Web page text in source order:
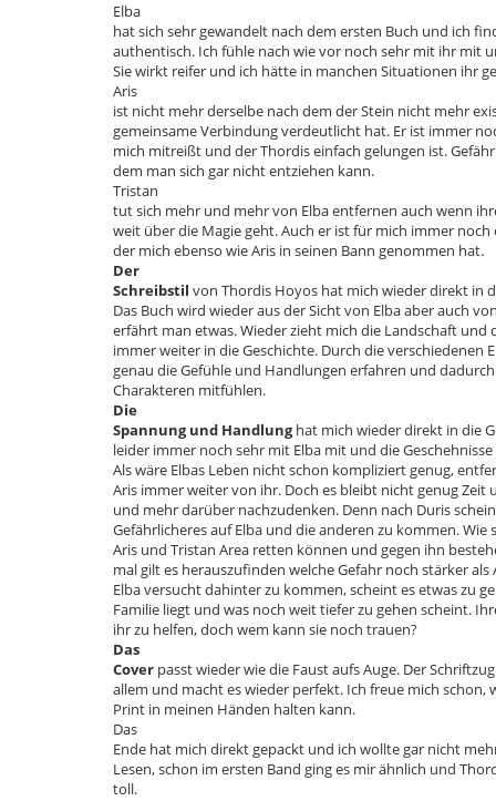
Elba
hat sich sehr gewandelt nach dem ersten Buch und ich
authentisch. Ich fühle nach wie vor noch sehr mit ihr mit
Sie wirkt reifer und ich hätte in manchen Situationen ihr
Aris
ist nicht mehr derselbe nach dem der Stein nicht mehr
gemeinsame Verbindung verdeutlicht hat. Er ist immer
mich mitreißt und der Thordis einfach gelungen ist.
dem man sich gar nicht entziehen kann.
Tristan
tut sich mehr und mehr von Elba entfernen auch wenn
weit über die Magie geht. Auch er ist für mich immer
der mich ebenso wie Aris in seinen Bann genommen hat.
Der
Schreibstil von Thordis Hoyos hat mich wieder direkt in
Das Buch wird wieder aus der Sicht von Elba aber auch
erfährt man etwas. Wieder zieht mich die Landschaft und
immer weiter in die Geschichte. Durch die verschiedenen
genau die Gefühle und Handlungen erfahren und
Charakteren mitfühlen.
Die
Spannung und Handlunghat mich wieder direkt in die
leider immer noch sehr mit Elba mit und die
Als wäre Elbas Leben nicht schon kompliziert genug,
Aris immer weiter von ihr. Doch es bleibt nicht genug Zeit
und mehr darüber nachzudenken. Denn nach Duris
Gefährlicheres auf Elba und die anderen zu kommen. Wie
Aris und Tristan Area retten können und gegen ihn
mal gilt es herauszufinden welche Gefahr noch stärker als
Elba versucht dahinter zu kommen, scheint es etwas zu
Familie liegt und was noch weit tiefer zu gehen scheint.
ihr zu helfen, doch wem kann sie noch trauen?
Das
Cover passt wieder wie die Faust aufs Auge. Der
allem und macht es wieder perfekt. Ich freue mich schon,
Print in meinen Händen halten kann.
Das
Ende hat mich direkt gepackt und ich wollte gar nicht
Lesen, schon im ersten Band ging es mir ähnlich und
toll.